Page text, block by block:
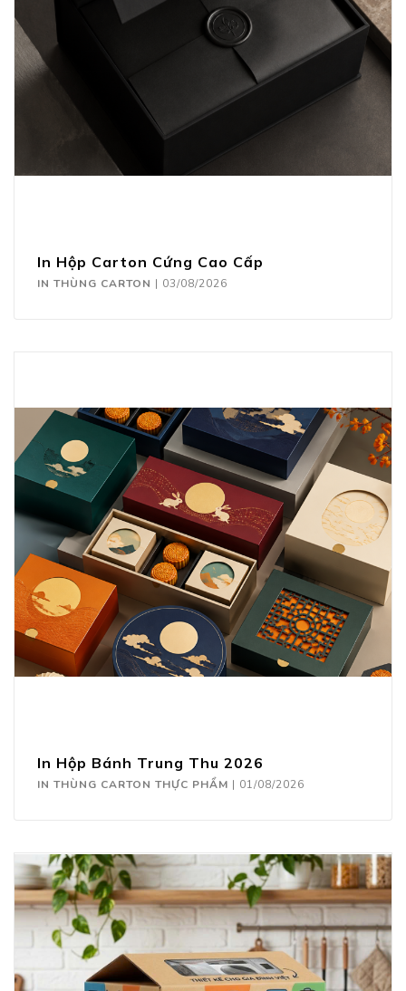
In Hộp Carton Cứng Cao Cấp
IN THÙNG CARTON | 03/08/2026
In Hộp Bánh Trung Thu 2026
IN THÙNG CARTON THỰC PHẨM | 01/08/2026